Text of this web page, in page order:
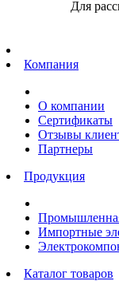
Для
Компания
О компании
Сертификаты
Отзывы
Партнеры
Продукция
Импортные
Каталог товаров